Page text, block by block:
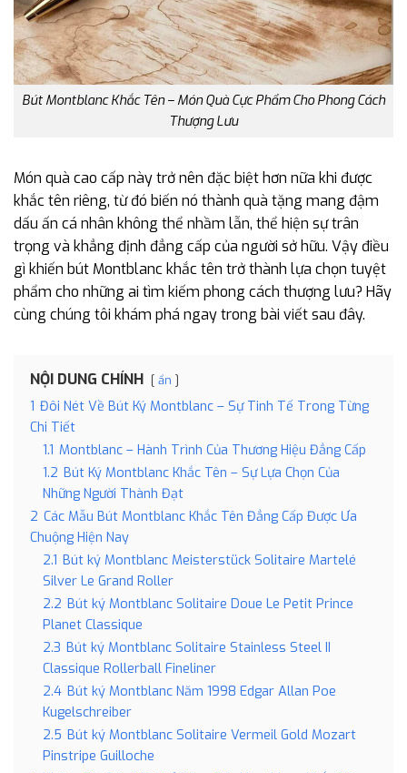
Bút Montblanc Khắc Tên – Món Quà Cực Phẩm Cho Phong Cách
Thượng Lưu
Món quà cao cấp này trở nên đặc biệt hơn nữa khi được
khắc tên riêng, từ đó biến nó thành quà tặng mang đậm
dấu ấn cá nhân không thể nhầm lẫn, thể hiện sự trân
trọng và khẳng định đẳng cấp của người sở hữu. Vậy điều
gì khiến bút Montblanc khắc tên trở thành lựa chọn tuyệt
phẩm cho những ai tìm kiếm phong cách thượng lưu? Hãy
cùng chúng tôi khám phá ngay trong bài viết sau đây.
NỘI DUNG CHÍNH ẩn
1 Đôi Nét Về Bút Ký Montblanc – Sự Tinh Tế Trong Từng
Chi Tiết
1.1 Montblanc – Hành Trình Của Thương Hiệu Đẳng Cấp
1.2 Bút Ký Montblanc Khắc Tên – Sự Lựa Chọn Của
Những Người Thành Đạt
2 Các Mẫu Bút Montblanc Khắc Tên Đẳng Cấp Được Ưa
Chuộng Hiện Nay
2.1 Bút ký Montblanc Meisterstück Solitaire Martelé
Silver Le Grand Roller
2.2 Bút ký Montblanc Solitaire Doue Le Petit Prince
Planet Classique
2.3 Bút ký Montblanc Solitaire Stainless Steel II
Classique Rollerball Fineliner
2.4 Bút ký Montblanc Năm 1998 Edgar Allan Poe
Kugelschreiber
2.5 Bút ký Montblanc Solitaire Vermeil Gold Mozart
Pinstripe Guilloche